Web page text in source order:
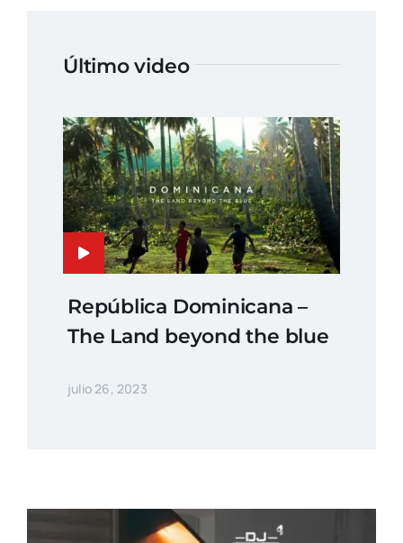
Último video
República Dominicana –
The Land beyond the blue
julio 26, 2023